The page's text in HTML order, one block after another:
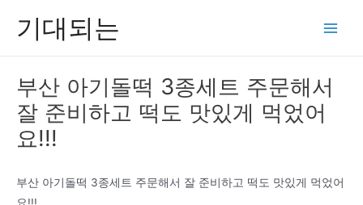
기대되는
부산 아기돌떡 3종세트 주문해서
잘 준비하고 떡도 맛있게 먹었어
요!!!
부산 아기돌떡 3종세트 주문해서 잘 준비하고 떡도 맛있게 먹었어